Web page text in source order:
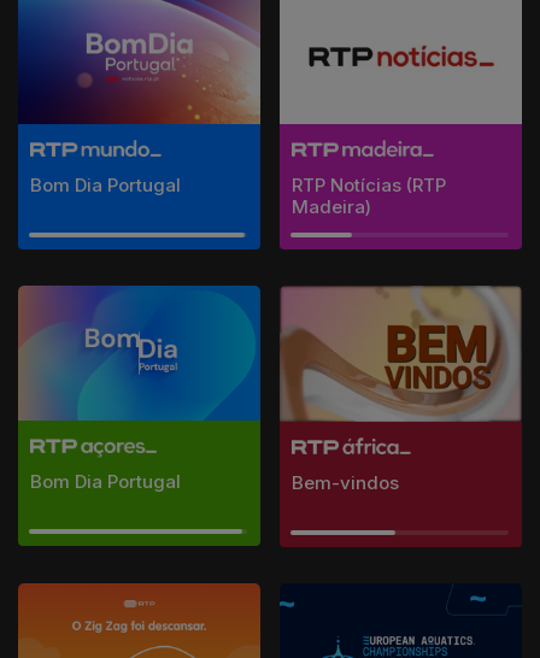
Bom Dia Portugal
RTP Notícias (RTP
Madeira)
Bom Dia Portugal Bem-vindos